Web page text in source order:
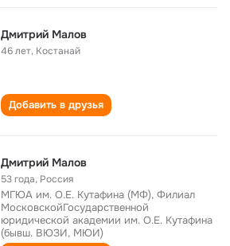
Дмитрий Малов
46 лет, Костанай
Добавить в друзья
Дмитрий Малов
53 года, Россия
МГЮА им. О.Е. Кутафина (МФ), Филиал
МосковскойГосударственной
юридической академии им. О.Е. Кутафина
(бывш. ВЮЗИ, МЮИ)